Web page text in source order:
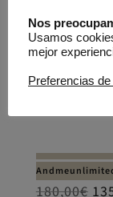
REBAJADO -
Vestido
180,00€
Nos
Usamos
mejor
Preferencias